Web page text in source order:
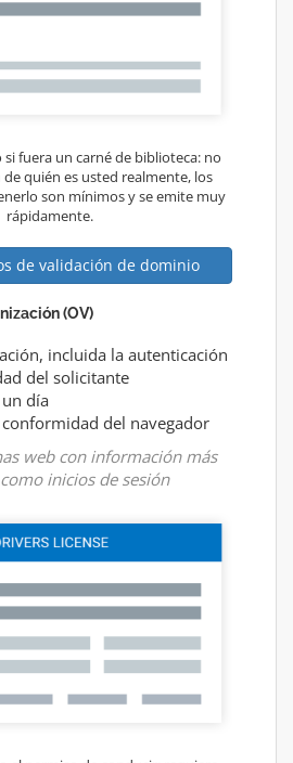
si fuera un carné de biblioteca: no
quién es usted realmente, los
son mínimos y se emite muy
rápidamente.
de validación de dominio
(OV)
incluida la autenticación
del solicitante
día
del navegador
web con información más
inicios de sesión